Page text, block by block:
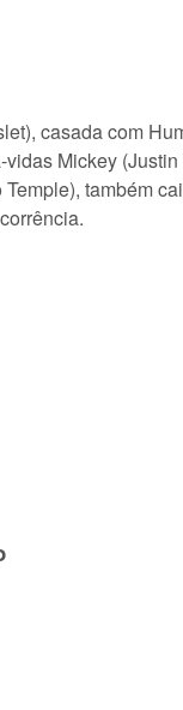
casada com
Mickey
também